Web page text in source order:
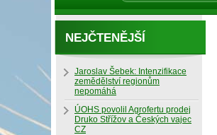
NEJČTENĚJŠÍ
Jaroslav Šebek: Intenzifikace
zemědělství regionům
nepomáhá
ÚOHS povolil Agrofertu prodej
Druko Střížov a Českých vajec
CZ